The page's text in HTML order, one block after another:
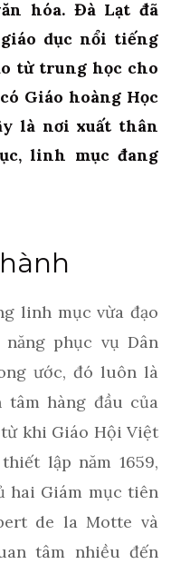
hóa. Đà Lạt đã
dục nổi tiếng
từ trung học cho
Giáo hoàng Học
là nơi xuất thân
linh mục đang
linh mục vừa đạo
phục vụ Dân
ước, đó luôn là
hàng đầu của
khi Giáo Hội Việt
lập năm 1659,
hai Giám mục tiên
de la Motte và
tâm nhiều đến